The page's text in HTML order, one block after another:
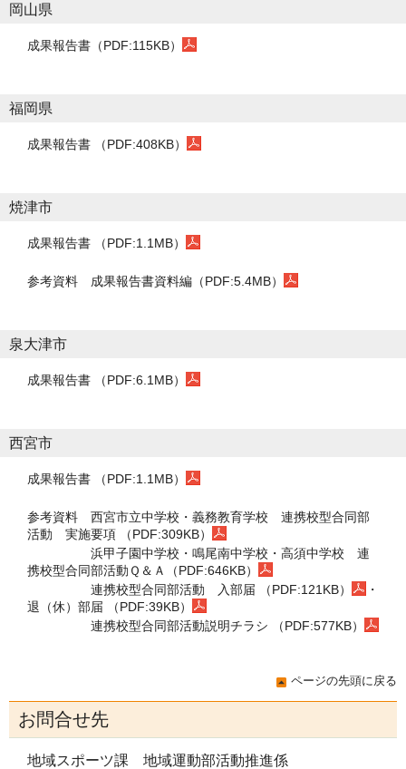
岡山県
成果報告書（PDF:115KB）
福岡県
成果報告書 （PDF:408KB）
焼津市
成果報告書 （PDF:1.1MB）
参考資料 成果報告書資料編（PDF:5.4MB）
泉大津市
成果報告書 （PDF:6.1MB）
西宮市
成果報告書 （PDF:1.1MB）
参考資料 西宮市立中学校・義務教育学校 連携校型合同部
活動 実施要項 （PDF:309KB）
浜甲子園中学校・鳴尾南中学校・高須中学校 連
携校型合同部活動Ｑ＆Ａ（PDF:646KB）
連携校型合同部活動
入部届 （PDF:121KB）
・
退（休）部届 （PDF:39KB）
連携校型合同部活動説明チラシ （PDF:577KB）
ページの先頭に戻る
お問合せ先
地域スポーツ課 地域運動部活動推進係